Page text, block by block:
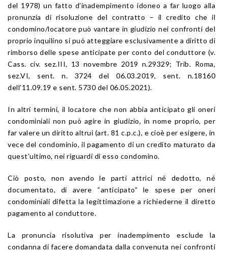
del 1978) un fatto d’inadempimento idoneo a far luogo alla
pronunzia di risoluzione del contratto – il credito che il
condomino/locatore può vantare in giudizio nei confronti del
proprio inquilino si può atteggiare esclusivamente a diritto di
rimborso delle spese anticipate per conto del conduttore (v.
Cass. civ. sez.III, 13 novembre 2019 n.29329; Trib. Roma,
sez.VI, sent. n. 3724 del 06.03.2019, sent. n.18160
dell’11.09.19 e sent. 5730 del 06.05.2021).
In altri termini, il locatore che non abbia anticipato gli oneri
condominiali non può agire in giudizio, in nome proprio, per
far valere un diritto altrui (art. 81 c.p.c.), e cioè per esigere, in
vece del condominio, il pagamento di un credito maturato da
quest’ultimo, nei riguardi di esso condomino.
Ciò posto, non avendo le parti attrici né dedotto, né
documentato, di avere “anticipato” le spese per oneri
condominiali difetta la legittimazione a richiederne il diretto
pagamento al conduttore.
La pronuncia risolutiva per inadempimento esclude la
condanna di facere domandata dalla convenuta nei confronti